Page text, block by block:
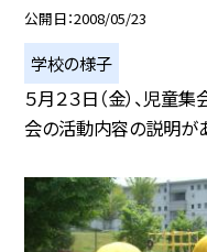
公開日 2008/05/23
学校の様子
５月２３日（金）、児童
会の活動内容の説明が